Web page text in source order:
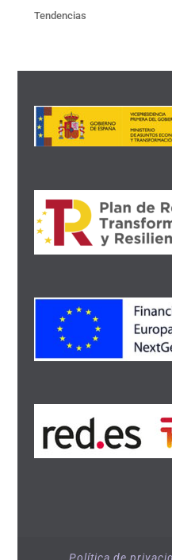
Tendencias
Política de